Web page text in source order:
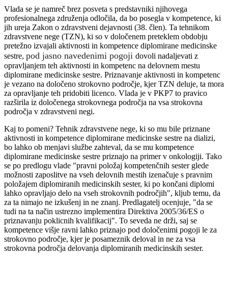
Vlada se je namreč brez posveta s predstavniki njihovega
profesionalnega združenja odločila, da bo posegla v kompetence, ki
jih ureja Zakon o zdravstveni dejavnosti (38. člen). Ta tehnikom
zdravstvene nege (TZN), ki so v določenem preteklem obdobju
pretežno izvajali aktivnosti in kompetence diplomirane medicinske
sestre, pod jasno navedenimi pogoji dovoli nadaljevati z
opravljanjem teh aktivnosti in kompetenc na delovnem mestu
diplomirane medicinske sestre. Priznavanje aktivnosti in kompetenc
je vezano na določeno strokovno področje, kjer TZN deluje, ta mora
za opravljanje teh pridobiti licenco. Vlada je v PKP7 to pravico
razširila iz določenega strokovnega področja na vsa strokovna
področja v zdravstveni negi.
Kaj to pomeni? Tehnik zdravstvene nege, ki so mu bile priznane
aktivnosti in kompetence diplomirane medicinske sestre na dializi,
bo lahko ob menjavi službe zahteval, da se mu kompetence
diplomirane medicinske sestre priznajo na primer v onkologiji. Tako
se po predlogu vlade "pravni položaj kompetenčnih sester glede
možnosti zaposlitve na vseh delovnih mestih izenačuje s pravnim
položajem diplomiranih medicinskih sester, ki po končani diplomi
lahko opravljajo delo na vseh strokovnih področjih", kljub temu, da
za ta nimajo ne izkušenj in ne znanj. Predlagatelj ocenjuje, "da se
tudi na ta način ustrezno implementira Direktiva 2005/36/ES o
priznavanju poklicnih kvalifikacij". To seveda ne drži, saj se
kompetence višje ravni lahko priznajo pod določenimi pogoji le za
strokovno področje, kjer je posameznik deloval in ne za vsa
strokovna področja delovanja diplomiranih medicinskih sester.